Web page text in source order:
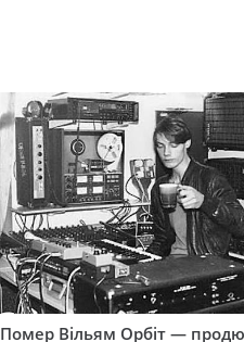
Помер Вільям Орбіт —